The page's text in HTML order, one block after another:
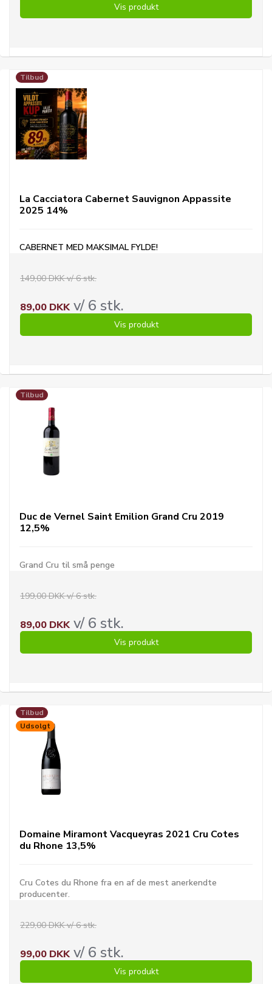
Vis produkt
Tilbud
La Cacciatora Cabernet Sauvignon Appassite
2025 14%
CABERNET MED MAKSIMAL FYLDE!
149,00 DKK v/ 6 stk.
89,00 DKKv/ 6 stk.
Vis produkt
Tilbud
Duc de Vernel Saint Emilion Grand Cru 2019
12,5%
Grand Cru til små penge
199,00 DKK v/ 6 stk.
89,00 DKKv/ 6 stk.
Vis produkt
Tilbud
Udsolgt
Domaine Miramont Vacqueyras 2021 Cru Cotes
du Rhone 13,5%
Cru Cotes du Rhone fra en af de mest anerkendte
producenter.
229,00 DKK v/ 6 stk.
99,00 DKKv/ 6 stk.
Vis produkt